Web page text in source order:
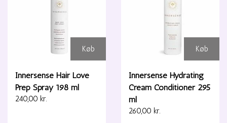
Køb
Innersense Hair Love
Prep Spray 198 ml
240,00 kr.
Køb
Innersense Hydrating
Cream Conditioner 295
ml
260,00 kr.